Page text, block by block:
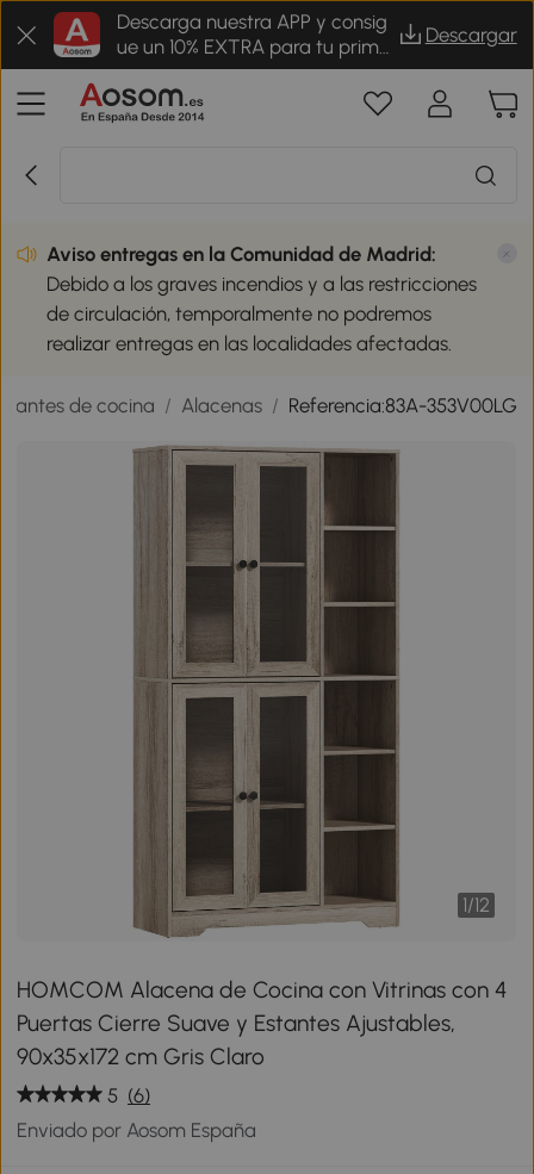
Descarga nuestra APP y consig
ue un 10% EXTRA para tu prime
r pedido
Descargar
Aviso entregas en la Comunidad de Madrid:
Debido a los graves incendios y a las restricciones
de circulación, temporalmente no podremos
realizar entregas en las localidades afectadas.
de cocina / Alacenas / Referencia:83A-353V00LG
1/12
HOMCOM Alacena de Cocina con Vitrinas con 4
Puertas Cierre Suave y Estantes Ajustables,
90x35x172 cm Gris Claro
5 (6)
Enviado por Aosom España